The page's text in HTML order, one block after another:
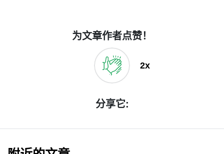
为文章作者点赞！
2x
分享它: